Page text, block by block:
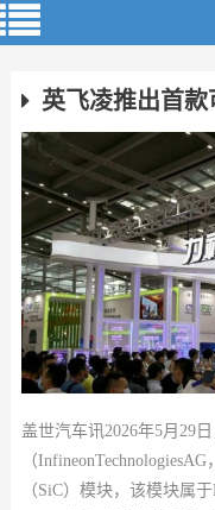
英飞凌推出首款可在205°C
盖世汽车讯2026年5月29
（
（SiC）模块，该模块属